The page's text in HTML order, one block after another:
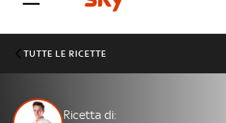
TUTTE LE RICETTE
Ricetta di: